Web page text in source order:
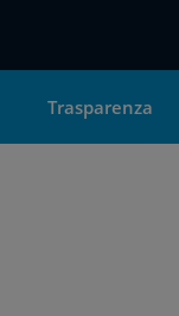
Trasparenza